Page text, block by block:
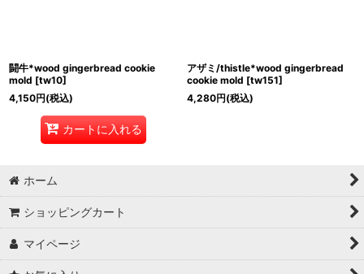
闘牛*wood gingerbread cookie
mold [tw10]
4,150円(税込)
カートに入れる
アザミ/thistle*wood gingerbread
cookie mold [tw151]
4,280円(税込)
ホーム
ショッピングカート
マイページ